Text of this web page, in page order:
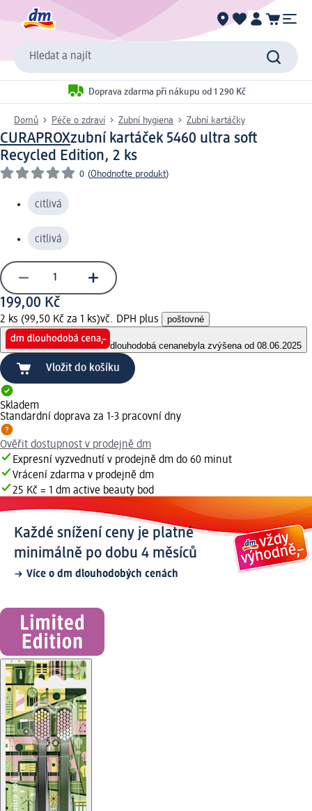
Hledat a najít
Doprava zdarma při nákupu od 1 290 Kč
Domů Péče o zdraví Zubní hygiena Zubní kartáčky
CURAPROXzubní kartáček 5460 ultra soft
Recycled Edition, 2 ks
0 (Ohodnoťte produkt)
citlivá
citlivá
199,00 Kč
2 ks (99,50 Kč za 1 ks)vč. DPH plus poštovné
dlouhodobá cenanebyla zvýšena od 08.06.2025
Vložit do košíku
Skladem
Standardní doprava za 1-3 pracovní dny
Ověřit dostupnost v prodejně dm
Expresní vyzvednutí v prodejně dm do 60 minut
Vrácení zdarma v prodejně dm
25 Kč = 1 dm active beauty bod
Každé snížení ceny je platné
minimálně po dobu 4 měsíců
Více o dm dlouhodobých cenách